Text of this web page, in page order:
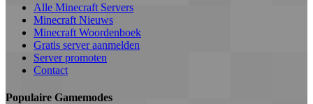
Alle Minecraft Servers
Minecraft Nieuws
Minecraft Woordenboek
Gratis server aanmelden
Server promoten
Contact
Populaire Gamemodes